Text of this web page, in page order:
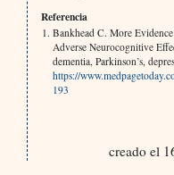
Referencia
Bankhead C. More
Adverse Neurocognitive
dementia, Parkinson’s,
https://
193
creado el